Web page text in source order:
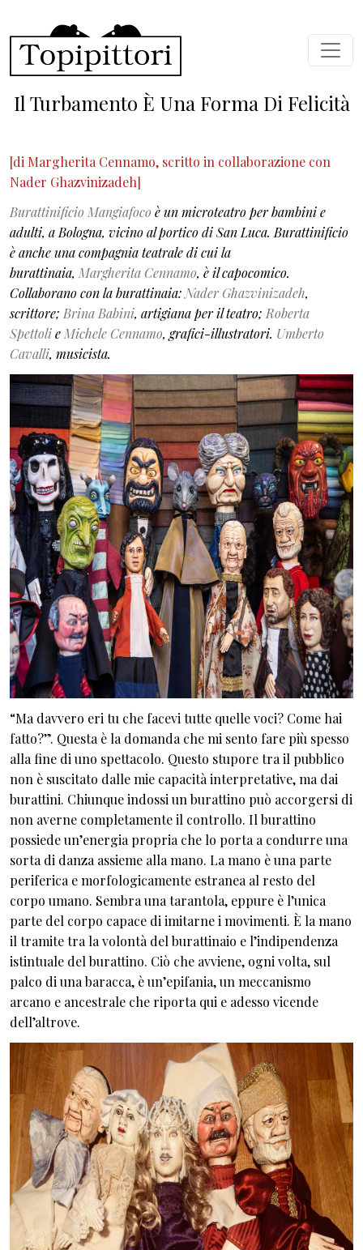
Il Turbamento È Una Forma Di Felicità
[di Margherita Cennamo, scritto in collaborazione con
Nader Ghazvinizadeh]
Burattinificio Mangiafoco è un microteatro per bambini e
adulti, a Bologna, vicino al portico di San Luca. Burattinificio
è anche una compagnia teatrale di cui la
burattinaia, Margherita Cennamo, è il capocomico.
Collaborano con la burattinaia: Nader Ghazvinizadeh,
scrittore; Brina Babini, artigiana per il teatro; Roberta
Spettolie Michele Cennamo, grafici-illustratori. Umberto
Cavalli, musicista.
“Ma davvero eri tu che facevi tutte quelle voci? Come hai
fatto?”. Questa è la domanda che mi sento fare più spesso
alla fine di uno spettacolo. Questo stupore tra il pubblico
non è suscitato dalle mie capacità interpretative, ma dai
burattini. Chiunque indossi un burattino può accorgersi di
non averne completamente il controllo. Il burattino
possiede un’energia propria che lo porta a condurre una
sorta di danza assieme alla mano. La mano è una parte
periferica e morfologicamente estranea al resto del
corpo umano. Sembra una tarantola, eppure è l’unica
parte del corpo capace di imitarne i movimenti. È la mano
il tramite tra la volontà del burattinaio e l’indipendenza
istintuale del burattino. Ciò che avviene, ogni volta, sul
palco di una baracca, è un’epifania, un meccanismo
arcano e ancestrale che riporta qui e adesso vicende
dell’altrove.